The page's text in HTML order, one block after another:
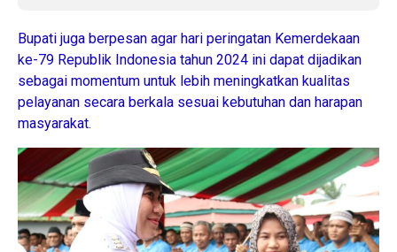
Bupati juga berpesan agar hari peringatan Kemerdekaan
ke-79 Republik Indonesia tahun 2024 ini dapat dijadikan
sebagai momentum untuk lebih meningkatkan kualitas
pelayanan secara berkala sesuai kebutuhan dan harapan
masyarakat.